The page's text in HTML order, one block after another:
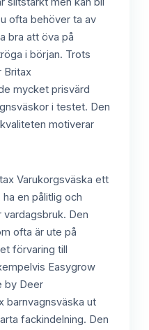
ofta behöver ta av
bra att öva på
i början. Trots
Britax
mycket prisvärd
i testet. Den
motiverar
Varukorgsväska ett
en pålitlig och
Den
ofta är ute på
förvaring till
Easygrow
by Deer
barnvagnsväska ut
fackindelning. Den